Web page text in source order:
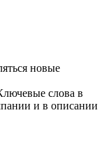
новые
слова в
и в описании